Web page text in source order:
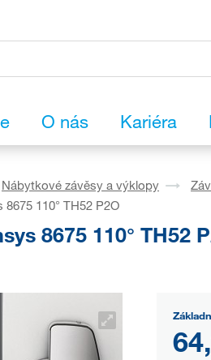
O nás Kariéra
Nábytkové závěsy a výklopy
110° TH52 P2O
8675 110° TH52